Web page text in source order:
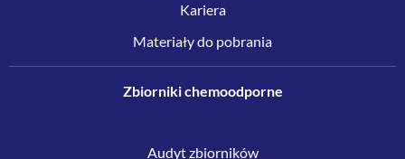
Kariera
Materiały do pobrania
Zbiorniki chemoodporne
Audyt zbiorników